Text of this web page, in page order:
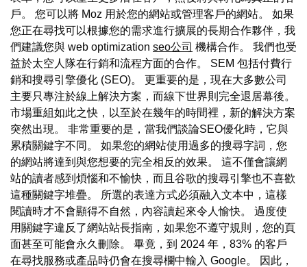
戶。 您可以將 Moz 用於您的網站或管理客戶的網站。 如果
您正在尋找可以根據您的需求進行擴展的長期合作夥伴，我
們建議您與 web optimization seo公司 機構合作。 我們也受
益於太空人隊在行銷和流程方面的合作。 SEM 包括付費行
銷和搜尋引擎優化 (SEO)。 更重要的是，現在大多數公司
主要只專注於線上解決方案，而線下世界則完全退居幕後。
市場重組如此之快，以至於在幾年的時間裡，新的解決方案
突然出現。 非常重要的是，當我們談論SEO優化時，它與
累積關鍵字不同。 如果您的網站使用過多的搜尋字詞，您
的網站將達到與您想要的完全相反的效果。 這不僅會讓網
站的讀者感到煩惱和不愉快，而且谷歌的搜尋引擎也不喜歡
這種關鍵字堆疊。 所選的表達方式必須融入文本中，這樣
閱讀時才不會顯得不自然，內容讀起來令人愉快。 過度使
用關鍵字違反了網站站長指南，如果您不遵守規則，您的頁
面甚至可能會永久刪除。 畢竟，到 2024 年，83% 的客戶
在尋找服務或產品時仍會在搜尋欄中輸入 Google。 因此，